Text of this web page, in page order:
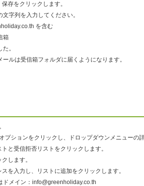
存をクリックします。
列を入力してください。
を含む
箱
。
ルは受信箱フォルダに届くようになります。
プションをクリックし、ドロップダウンメニューの
と受信拒否リストをクリックします。
します。
を入力し、リストに追加をクリックします。
イン：info@greenholiday.co.th